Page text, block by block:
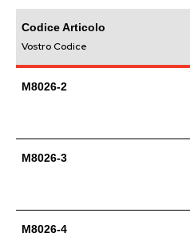
beginning
of
the
images
gallery
Codice Articolo
Vostro Codice
M8026-2
M8026-3
M8026-4